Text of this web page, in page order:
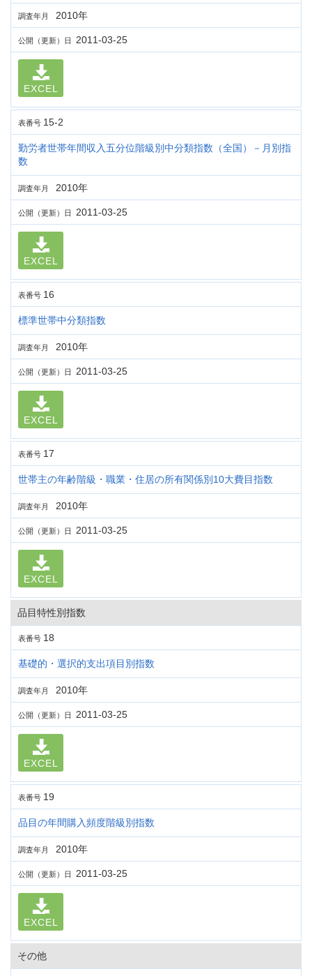
調査年月 2010年
公開（更新）日 2011-03-25
EXCEL
表番号 15-2
勤労者世帯年間収入五分位階級別中分類指数（全国）－月別指
数
調査年月 2010年
公開（更新）日 2011-03-25
EXCEL
表番号 16
標準世帯中分類指数
調査年月 2010年
公開（更新）日 2011-03-25
EXCEL
表番号 17
世帯主の年齢階級・職業・住居の所有関係別10大費目指数
調査年月 2010年
公開（更新）日 2011-03-25
EXCEL
品目特性別指数
表番号 18
基礎的・選択的支出項目別指数
調査年月 2010年
公開（更新）日 2011-03-25
EXCEL
表番号 19
品目の年間購入頻度階級別指数
調査年月 2010年
公開（更新）日 2011-03-25
EXCEL
その他